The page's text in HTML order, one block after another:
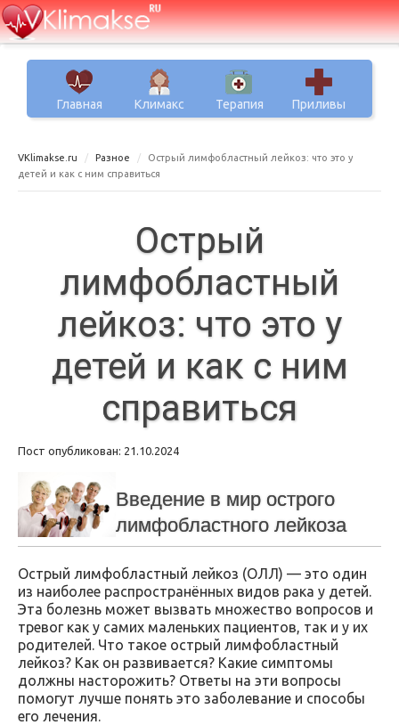
Главная Климакс Терапия Приливы
VKlimakse.ru Разное
Острый лимфобластный лейкоз: что это у
детей и как с ним справиться
Острый
лимфобластный
лейкоз: что это у
детей и как с ним
справиться
Пост опубликован: 21.10.2024
Введение в мир острого
лимфобластного лейкоза
Острый лимфобластный лейкоз (ОЛЛ) — это один
из наиболее распространённых видов рака у детей.
Эта болезнь может вызвать множество вопросов и
тревог как у самих маленьких пациентов, так и у их
родителей. Что такое острый лимфобластный
лейкоз? Как он развивается? Какие симптомы
должны насторожить? Ответы на эти вопросы
помогут лучше понять это заболевание и способы
его лечения.